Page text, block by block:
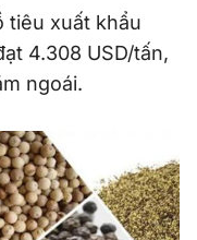
tiêu xuất khẩu
4.308 USD/tấn,
ngoái.